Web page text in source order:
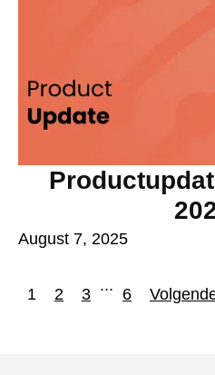
August 7, 2025
1 2 3 ... 6